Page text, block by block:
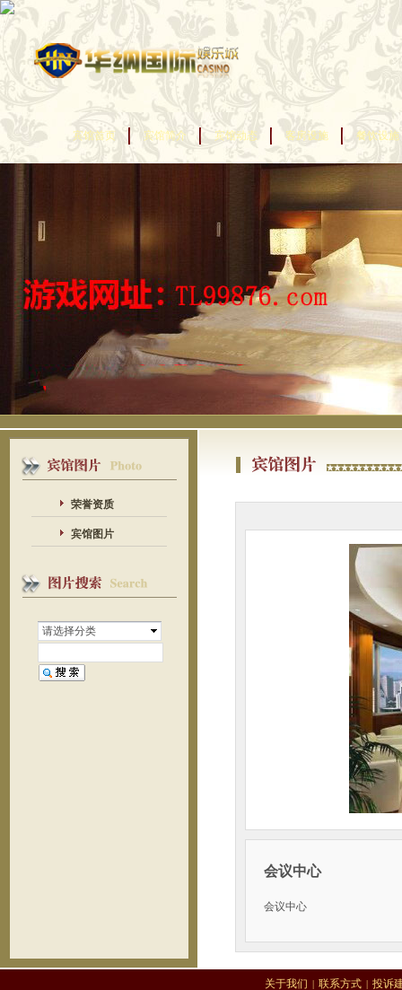
宾馆首页 宾馆简介 宾馆动态 客房设施 餐饮设施
荣誉资质
宾馆图片
会议中心
会议中心
请选择分类
关于我们 | 联系方式 | 投诉